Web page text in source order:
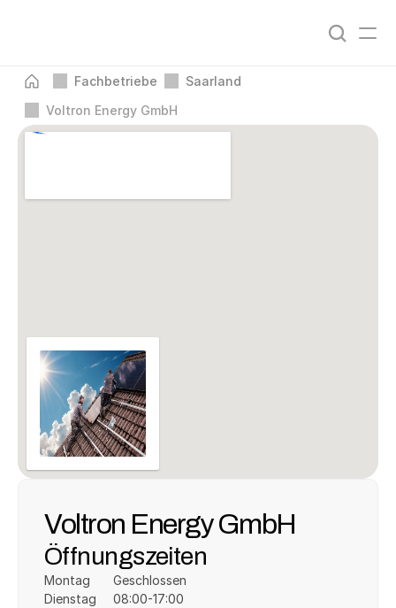
Fachbetriebe
Saarland
Voltron Energy GmbH
Voltron Energy GmbH
Öffnungszeiten
Montag
Dienstag
Geschlossen
08:00-17:00